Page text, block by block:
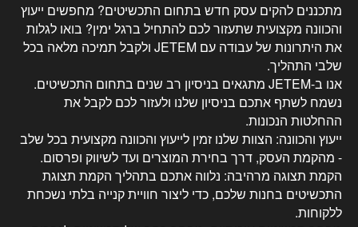
מתכננים להקים עסק חדש בתחום התכשיטים? מחפשים ייעוץ
והכוונה מקצועית שתעזור לכם להתחיל ברגל ימין? בואו לגלות
את היתרונות של עבודה עם JETEM ולקבל תמיכה מלאה בכל
שלבי התהליך.
אנו ב-JETEM מתגאים בניסיון רב שנים בתחום התכשיטים.
נשמח לשתף אתכם בניסיון שלנו ולעזור לכם לקבל את
ההחלטות הנכונות.
ייעוץ והכוונה: הצוות שלנו זמין לייעוץ והכוונה מקצועית בכל שלב
- מהקמת העסק, דרך בחירת המוצרים ועד לשיווק ופרסום.
הקמת תצוגה מרהיבה: נלווה אתכם בתהליך הקמת תצוגת
התכשיטים בחנות שלכם, כדי ליצור חוויית קנייה בלתי נשכחת
ללקוחות.